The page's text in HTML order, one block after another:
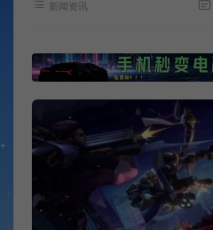
新闻资讯